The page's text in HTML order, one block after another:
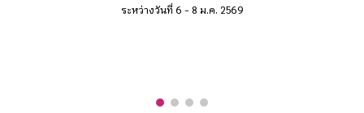
ระหว่างวันที่ 6 - 8 ม.ค. 2569